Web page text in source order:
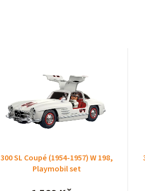
300 SL Coupé (1954-1957) W 198,
Playmobil set